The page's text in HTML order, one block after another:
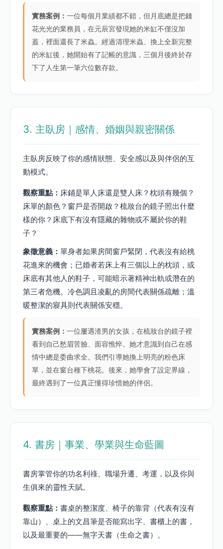
實務案例： 一位每個月業績都不錯，但月底總是把錢
花光光的業務員，在元辰宮發現她的米缸不僅沒加
蓋，裡面還長了米蟲。經過清理米蟲、換上全新完整
的米缸後，她開始有了記帳的意識，三個月後終於存
下了人生第一筆六位數存款。
3. 主臥房｜感情、婚姻與親密關係
主臥房反映了你的感情狀態、安全感以及與伴侶的互
動模式。
觀察重點： 床鋪是單人床還是雙人床？枕頭有幾個？
床單的顏色？窗戶是否開啟？梳妝台的鏡子照出什麼
樣的你？床底下有沒有隱藏的雜物或不屬於你的鞋
子？
象徵意義： 單身者如果房間窗戶緊閉，代表沒有給桃
花進來的機會；已婚者若床上有三個以上的枕頭，或
床底有其他人的鞋子，可能暗示著精神出軌或潛在的
第三者危機。冷色調且凌亂的房間代表關係疏離；溫
暖整潔的寢具則代表關係安穩。
實務案例： 一位屢遇渣男的女孩，在梳妝台的鏡子裡
看到自己愁眉苦臉、面容憔悴。她才意識到自己在感
情中總是委曲求全。我們引導她換上明亮的粉色床
單，並在窗台種下桃花。後來，她學會了設定界線，
最終遇到了一位真正懂得珍惜她的伴侶。
4. 書房｜事業、學業與生命藍圖
書房掌管你的功名利祿、職場升遷、考運，以及你與
生俱來的靈性天賦。
觀察重點： 書桌的整潔度、椅子的靠背（代表有沒有
靠山）、桌上的文昌筆是否能寫出字、書櫃上的書，
以及最重要的——無字天書（生命之書）。